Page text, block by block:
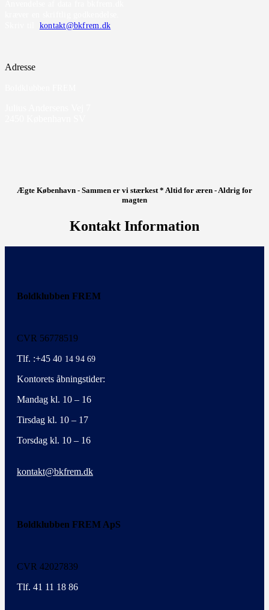
kontakt@bkfrem.dk
Adresse
Ægte København - Sammen er vi stærkest * Altid for æren - Aldrig for
magten
Kontakt Information
Boldklubben FREM
CVR 56778519
Tlf. :+45 40 14 94 69
Kontorets åbningstider:
Mandag kl. 10 – 16
Tirsdag kl. 10 – 17
Torsdag kl. 10 – 16
kontakt@bkfrem.dk
Boldklubben FREM ApS
CVR 42027839
Tlf. 41 11 18 86